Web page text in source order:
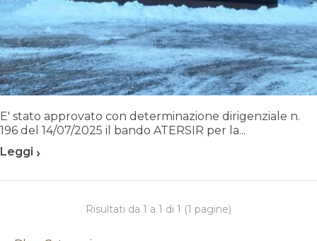
E' stato approvato con determinazione dirigenziale n.
196 del 14/07/2025 il bando ATERSIR per la...
Leggi ›
Risultati da 1 a 1 di 1 (1 pagine)